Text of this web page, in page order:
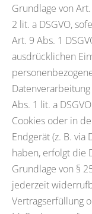
Grundlage von
2 lit. a DSGVO,
Art. 9 Abs. 1
ausdrücklichen
Abs. 1 lit. a
Cookies oder in
Endgerät (z. B.
haben, erfolgt die
Grundlage von §
jederzeit
Vertragserfüllung